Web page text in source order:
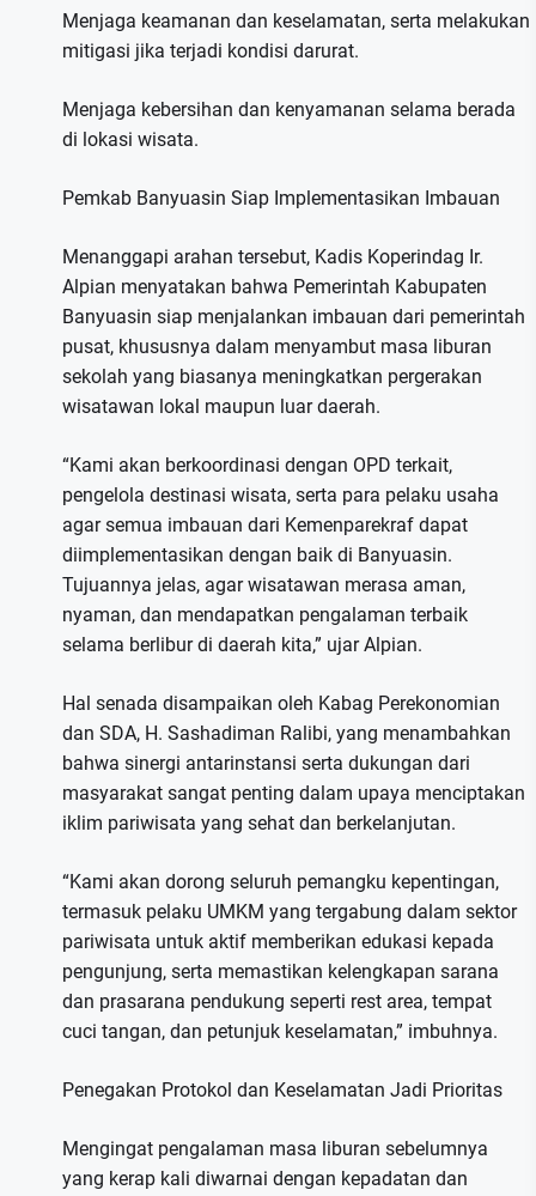
Menjaga keamanan dan keselamatan, serta melakukan
mitigasi jika terjadi kondisi darurat.
Menjaga kebersihan dan kenyamanan selama berada
di lokasi wisata.
Pemkab Banyuasin Siap Implementasikan Imbauan
Menanggapi arahan tersebut, Kadis Koperindag Ir.
Alpian menyatakan bahwa Pemerintah Kabupaten
Banyuasin siap menjalankan imbauan dari pemerintah
pusat, khususnya dalam menyambut masa liburan
sekolah yang biasanya meningkatkan pergerakan
wisatawan lokal maupun luar daerah.
“Kami akan berkoordinasi dengan OPD terkait,
pengelola destinasi wisata, serta para pelaku usaha
agar semua imbauan dari Kemenparekraf dapat
diimplementasikan dengan baik di Banyuasin.
Tujuannya jelas, agar wisatawan merasa aman,
nyaman, dan mendapatkan pengalaman terbaik
selama berlibur di daerah kita,” ujar Alpian.
Hal senada disampaikan oleh Kabag Perekonomian
dan SDA, H. Sashadiman Ralibi, yang menambahkan
bahwa sinergi antarinstansi serta dukungan dari
masyarakat sangat penting dalam upaya menciptakan
iklim pariwisata yang sehat dan berkelanjutan.
“Kami akan dorong seluruh pemangku kepentingan,
termasuk pelaku UMKM yang tergabung dalam sektor
pariwisata untuk aktif memberikan edukasi kepada
pengunjung, serta memastikan kelengkapan sarana
dan prasarana pendukung seperti rest area, tempat
cuci tangan, dan petunjuk keselamatan,” imbuhnya.
Penegakan Protokol dan Keselamatan Jadi Prioritas
Mengingat pengalaman masa liburan sebelumnya
yang kerap kali diwarnai dengan kepadatan dan